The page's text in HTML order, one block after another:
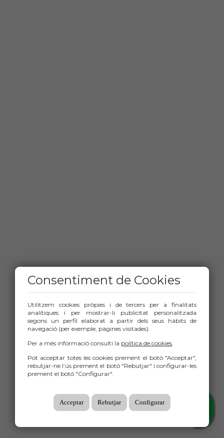
Consentiment de Cookies
Utilitzem cookies pròpies i de tercers per a finalitats
analítiques i per mostrar-li publicitat personalitzada
segons un perfil elaborat a partir dels seus hàbits de
navegació (per exemple, pàgines visitades).
Per a més informació consulti la política de cookies.
Pot acceptar totes les cookies prement el botó "Acceptar",
rebutjar-ne l’ús prement el botó "Rebutjar" i configurar-les
prement el botó "Configurar".
Acceptar Rebutjar Configurar